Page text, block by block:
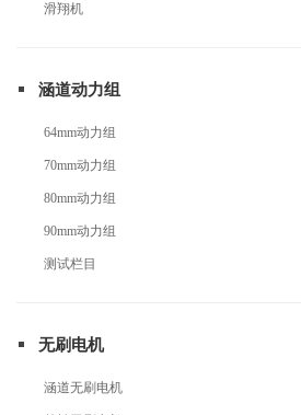
滑翔机
涵道动力组
64mm动力组
70mm动力组
80mm动力组
90mm动力组
测试栏目
无刷电机
涵道无刷电机